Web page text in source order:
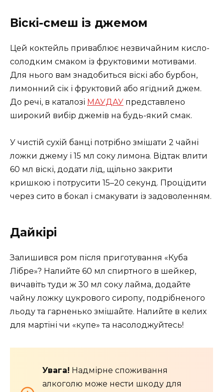
Віскі-смеш із джемом
Цей коктейль приваблює незвичайним кисло-
солодким смаком із фруктовими мотивами.
Для нього вам знадобиться віскі або бурбон,
лимонний сік і фруктовий або ягідний джем.
До речі, в каталозі МАУДАУ представлено
широкий вибір джемів на будь-який смак.
У чистій сухій банці потрібно змішати 2 чайні
ложки джему і 15 мл соку лимона. Відтак влити
60 мл віскі, додати лід, щільно закрити
кришкою і потрусити 15–20 секунд. Процідити
через сито в бокал і смакувати із задоволенням.
Дайкірі
Залишився ром після приготування «Куба
Лібре»? Налийте 60 мл спиртного в шейкер,
вичавіть туди ж 30 мл соку лайма, додайте
чайну ложку цукрового сиропу, подрібненого
льоду та гарненько змішайте. Налийте в келих
для мартіні чи «купе» та насолоджуйтесь!
Увага! Надмірне споживання
алкоголю може нести шкоду для